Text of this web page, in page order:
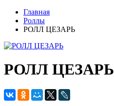
Главная
Роллы
РОЛЛ ЦЕЗАРЬ
РОЛЛ ЦЕЗАРЬ